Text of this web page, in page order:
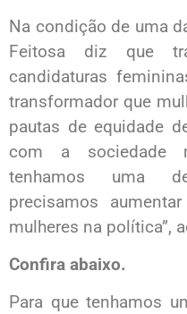
Na condição de uma
Feitosa diz que
candidaturas
transformador que
pautas de equidade
com a sociedade
tenhamos uma
precisamos
mulheres na política”,
Confira abaixo.
Para que tenhamos